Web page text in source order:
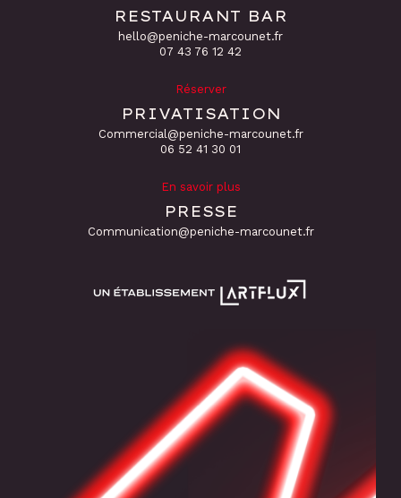
RESTAURANT BAR
hello@peniche-marcounet.fr
‭07 43 76 12 42
Réserver
PRIVATISATION
Commercial@peniche-marcounet.fr
06 52 41 30 01
En savoir plus
PRESSE
Communication@peniche-marcounet.fr